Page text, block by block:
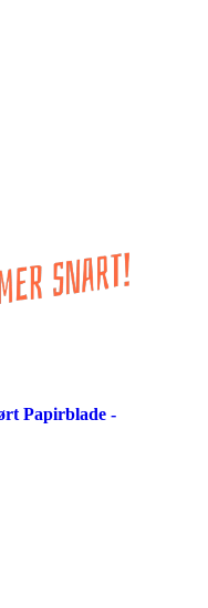
Papirblade -